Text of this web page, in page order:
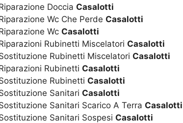
Doccia Casalotti
Wc Che Perde Casalotti
Wc Casalotti
Rubinetti Miscelatori Casalotti
Rubinetti Miscelatori Casalotti
Rubinetti Casalotti
Rubinetti Casalotti
Sanitari Casalotti
Sanitari Scarico A Terra Casalotti
Sanitari Sospesi Casalotti